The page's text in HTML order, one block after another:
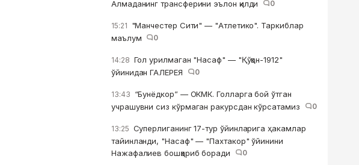
Алмаданинг трансферини эълон қилди
0
15:21 "Манчестер Сити" — "Атлетико". Таркиблар
маълум
0
14:28 Гол урилмаган "Насаф" — "Қўқон-1912"
ўйинидан ГАЛЕРЕЯ
0
13:43 “Бунёдкор” — ОКМК. Голларга бой ўтган
учрашувни сиз кўрмаган ракурсдан кўрсатамиз
0
13:25 Суперлиганинг 17-тур ўйинларига ҳакамлар
тайинланди, "Насаф" — "Пахтакор" ўйинини
Нажафалиев бошқариб боради
0